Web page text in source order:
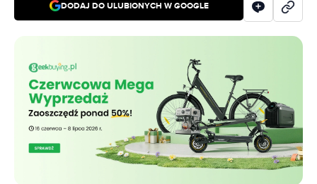
DODAJ DO ULUBIONYCH W GOOGLE